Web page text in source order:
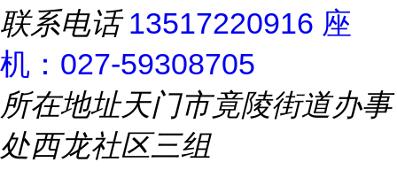
联系电话13517220916 座
机：027-59308705
所在地址天门市竟陵街道办事
处西龙社区三组